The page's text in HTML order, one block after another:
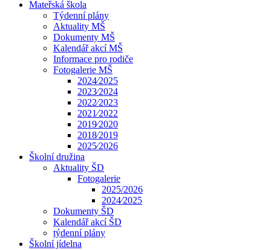
Mateřská škola
Týdenní plány
Aktuality MŠ
Dokumenty MŠ
Kalendář akcí MŠ
Informace pro rodiče
Fotogalerie MŠ
2024⁄2025
2023⁄2024
2022⁄2023
2021⁄2022
2019⁄2020
2018⁄2019
2025⁄2026
Školní družina
Aktuality ŠD
Fotogalerie
2025/2026
2024⁄2025
Dokumenty ŠD
Kalendář akcí ŠD
týdenní plány
Školní jídelna